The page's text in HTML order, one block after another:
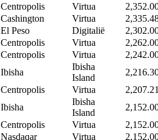
Centropolis Virtua
Cashington Virtua
El Peso Digitalië
Centropolis Virtua
Centropolis Virtua
Ibisha
Ibisha
Island
Centropolis Virtua
Ibisha
Ibisha
Island
Centropolis Virtua
Nasdaqar Virtua